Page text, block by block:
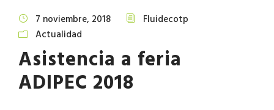
7 noviembre, 2018
Fluidecotp
Actualidad
Asistencia a feria
ADIPEC 2018